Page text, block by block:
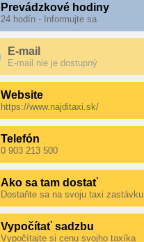
Prevádzkové hodiny
24 hodín - Informujte sa
E-mail
E-mail nie je dostupný
Website
https://www.najditaxi.sk/
Telefón
0 903 213 500
Ako sa tam dostať
Dostaňte sa na svoju taxi zastávku
Vypočítať sadzbu
Vypočítajte si cenu svojho taxíka